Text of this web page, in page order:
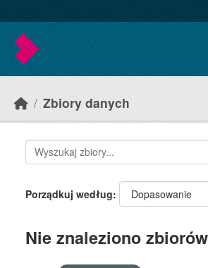
Zbiory danych
Porządkuj według
Nie znaleziono zbiorów